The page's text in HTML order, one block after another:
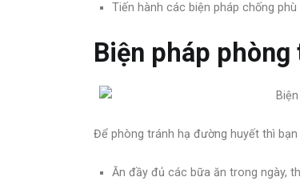
Tiến hành các biện pháp chống phù
Biện pháp
Để phòng tránh hạ đường huyết thì
Ăn đầy đủ các bữa ăn trong ngày,